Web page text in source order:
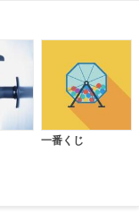
一番くじ